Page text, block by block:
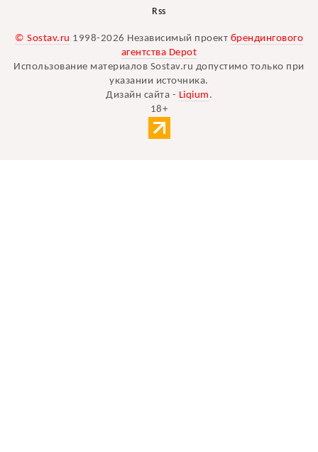
Rss
© Sostav.ru 1998-2026 Независимый проект брендингового
агентства Depot
Использование материалов Sostav.ru допустимо только при
указании источника.
Дизайн сайта - Liqium .
18+